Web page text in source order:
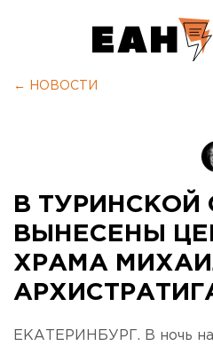
← НОВОСТИ
В ТУРИНСКОЙ
ВЫНЕСЕНЫ
ХРАМА
ЕКАТЕРИНБУРГ. В ночь